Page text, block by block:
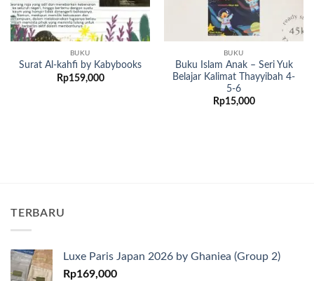
BUKU
Surat Al-kahfi by Kabybooks
Rp159,000
BUKU
Buku Islam Anak – Seri Yuk
Belajar Kalimat Thayyibah 4-
5-6
Rp15,000
TERBARU
Luxe Paris Japan 2026 by Ghaniea (Group 2)
Rp169,000